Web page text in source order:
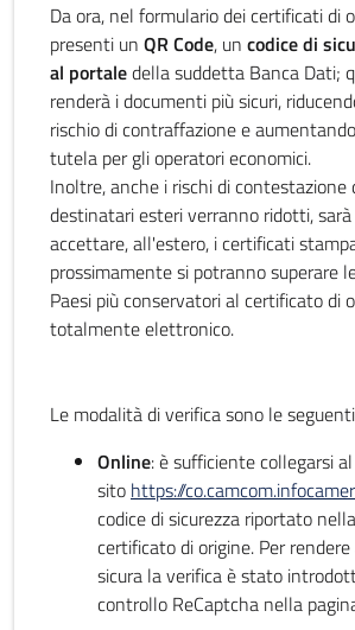
Da ora, nel formulario dei certificati di
presenti un QR Code, un codicedi
al portaledella suddetta Banca Dati;
renderà i documenti più sicuri,
rischio di contraffazione e
tutela per gli operatori economici.
Inoltre, anche i rischi di contestazione
destinatari esteri verranno ridotti,
accettare, all'estero, i certificati
prossimamente si potranno superare
Paesi più conservatori al certificato di
totalmente elettronico.
Le modalità di verifica sono le
Online: è sufficiente collegarsi al
sito https://
codice di sicurezza riportato
certificato di origine. Per
sicura la verifica è stato
controllo ReCaptcha nella